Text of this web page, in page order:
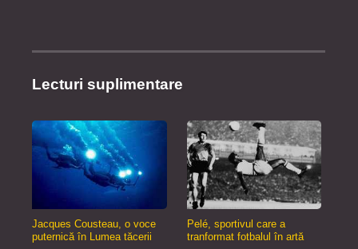
Lecturi suplimentare
Jacques Cousteau, o voce
puternică în Lumea tăcerii
Pelé, sportivul care a
tranformat fotbalul în artă